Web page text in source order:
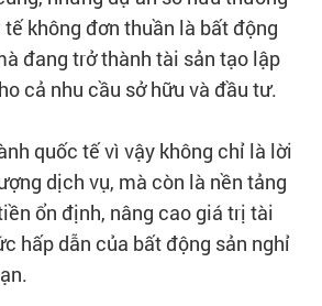
không đơn thuần là bất động
đang trở thành tài sản tạo lập
cả nhu cầu sở hữu và đầu tư.
quốc tế vì vậy không chỉ là lời
dịch vụ, mà còn là nền tảng
ổn định, nâng cao giá trị tài
hấp dẫn của bất động sản nghỉ